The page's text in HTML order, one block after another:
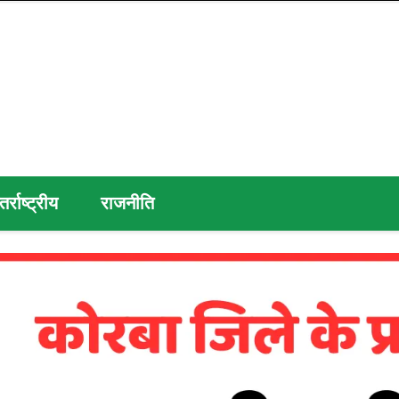
राजनीति